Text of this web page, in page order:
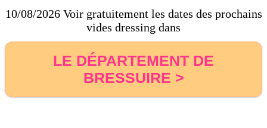
10/08/2026 Voir gratuitement les dates des prochains
vides dressing dans
LE DÉPARTEMENT DE
BRESSUIRE